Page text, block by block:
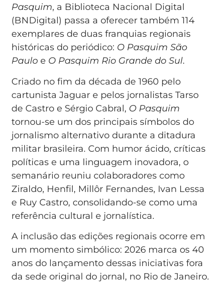
Pasquim, a Biblioteca Nacional Digital
(BNDigital) passa a oferecer também 114
exemplares de duas franquias regionais
históricas do periódico: O Pasquim São
Paulo e O Pasquim Rio Grande do Sul.
Criado no fim da década de 1960 pelo
cartunista Jaguar e pelos jornalistas Tarso
de Castro e Sérgio Cabral, O Pasquim
tornou-se um dos principais símbolos do
jornalismo alternativo durante a ditadura
militar brasileira. Com humor ácido, críticas
políticas e uma linguagem inovadora, o
semanário reuniu colaboradores como
Ziraldo, Henfil, Millôr Fernandes, Ivan Lessa
e Ruy Castro, consolidando-se como uma
referência cultural e jornalística.
A inclusão das edições regionais ocorre em
um momento simbólico: 2026 marca os 40
anos do lançamento dessas iniciativas fora
da sede original do jornal, no Rio de Janeiro.